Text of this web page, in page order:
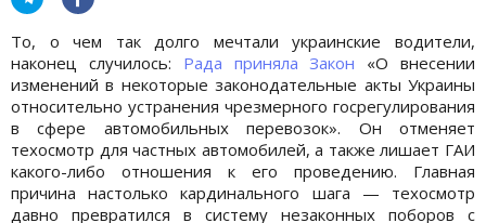
То, о чем так долго мечтали украинские водители,
наконец случилось: Рада приняла Закон «О внесении
изменений в некоторые законодательные акты Украины
относительно устранения чрезмерного госрегулирования
в сфере автомобильных перевозок». Он отменяет
техосмотр для частных автомобилей, а также лишает ГАИ
какого-либо отношения к его проведению. Главная
причина настолько кардинального шага — техосмотр
давно превратился в систему незаконных поборов с